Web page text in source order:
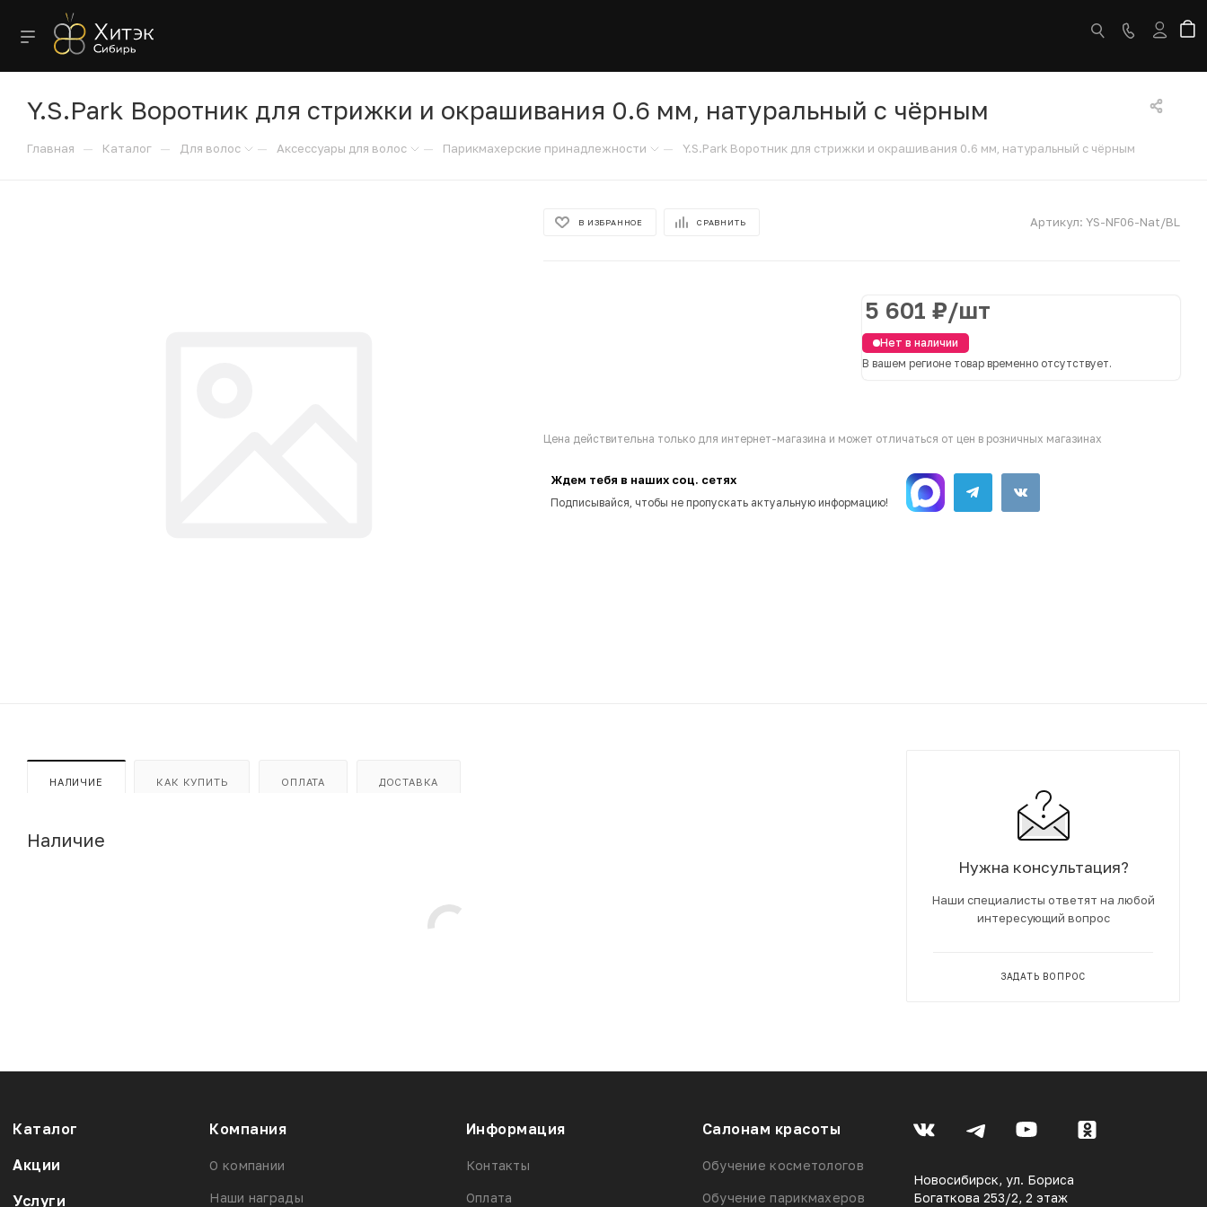
Y.S.Park Воротник для стрижки и окрашивания 0.6 мм, натуральный с чёрным
Главная — Каталог — Для волос — Аксессуары для волос — Парикмахерские принадлежности — Y.S.Park Воротник для стрижки и окрашивания 0.6 мм, натуральный с чёрным
В ИЗБРАННОЕ СРАВНИТЬ Артикул: YS-NF06-Nat/BL
5 601 ₽/шт
Нет в наличии
В вашем регионе товар временно отсутствует.
Цена действительна только для интернет-магазина и может отличаться от цен в розничных магазинах
Ждем тебя в наших соц. сетях
Подписывайся, чтобы не пропускать актуальную информацию!
НАЛИЧИЕ КАК КУПИТЬ ОПЛАТА ДОСТАВКА
Наличие
Нужна консультация?
Наши специалисты ответят на любой
интересующий вопрос
ЗАДАТЬ ВОПРОС
Каталог
Акции
Услуги
Компания
О компании
Наши награды
Информация
Контакты
Оплата
Салонам красоты
Обучение косметологов
Обучение парикмахеров
Новосибирск, ул. Бориса
Богаткова 253/2, 2 этаж